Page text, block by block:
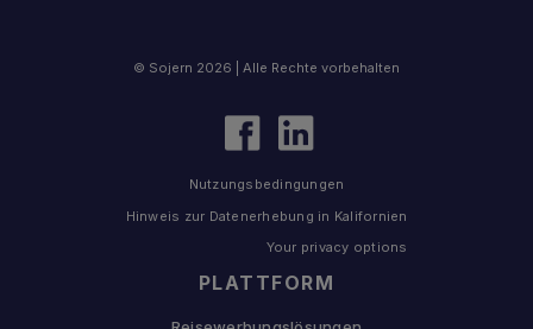
PLATTFORM
© Sojern 2026 | Alle Rechte vorbehalten
Nutzungsbedingungen
Hinweis zur Datenerhebung in Kalifornien
Your privacy options